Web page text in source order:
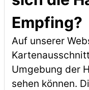
Empfing?
Auf unserer
Umgebung der
sehen können.